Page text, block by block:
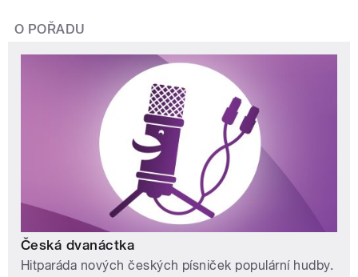
O POŘADU
Česká dvanáctka
Hitparáda nových českých písniček populární hudby.